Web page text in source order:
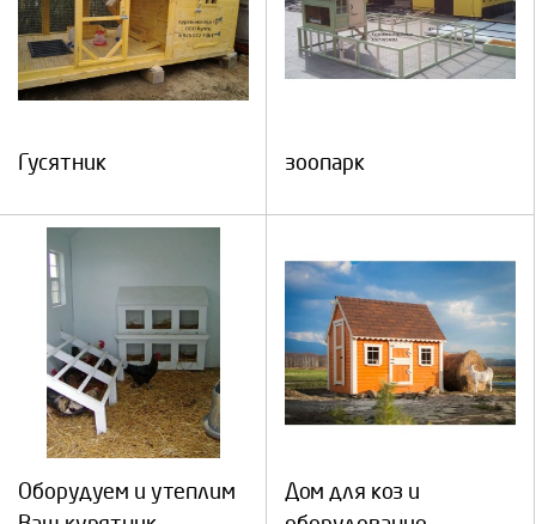
Гусятник зоопарк
Оборудуем и утеплим
Дом для коз и